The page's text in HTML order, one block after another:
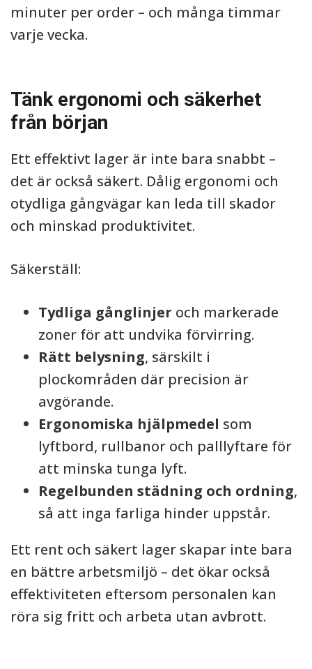
minuter per order – och många timmar
varje vecka.
Tänk ergonomi och säkerhet
från början
Ett effektivt lager är inte bara snabbt –
det är också säkert. Dålig ergonomi och
otydliga gångvägar kan leda till skador
och minskad produktivitet.
Säkerställ:
Tydliga gånglinjer och markerade
zoner för att undvika förvirring.
Rätt belysning, särskilt i
plockområden där precision är
avgörande.
Ergonomiska hjälpmedel som
lyftbord, rullbanor och palllyftare för
att minska tunga lyft.
Regelbunden städning och ordning,
så att inga farliga hinder uppstår.
Ett rent och säkert lager skapar inte bara
en bättre arbetsmiljö – det ökar också
effektiviteten eftersom personalen kan
röra sig fritt och arbeta utan avbrott.